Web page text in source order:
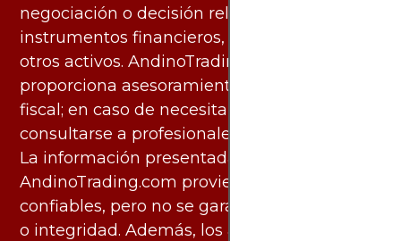
negociación o decisión relacionada con
instrumentos financieros, materias primas u
otros activos. AndinoTrading.com no
proporciona asesoramiento legal, contable o
fiscal; en caso de necesitarlo, debe
consultarse a profesionales especializados.
La información presentada por
AndinoTrading.com proviene de fuentes
confiables, pero no se garantiza su exactitud
o integridad. Además, los análisis pueden